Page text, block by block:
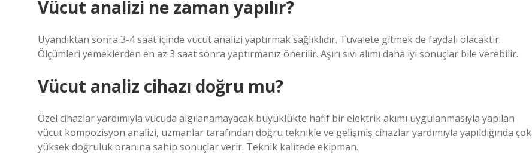
Vücut analizi ne zaman yapılır?
Uyandıktan sonra 3-4 saat içinde vücut analizi yaptırmak sağlıklıdır. Tuvalete gitmek de faydalı olacaktır.
Ölçümleri yemeklerden en az 3 saat sonra yaptırmanız önerilir. Aşırı sıvı alımı daha iyi sonuçlar bile verebilir.
Vücut analiz cihazı doğru mu?
Özel cihazlar yardımıyla vücuda algılanamayacak büyüklükte hafif bir elektrik akımı uygulanmasıyla yapılan
vücut kompozisyon analizi, uzmanlar tarafından doğru teknikle ve gelişmiş cihazlar yardımıyla yapıldığında çok
yüksek doğruluk oranına sahip sonuçlar verir. Teknik kalitede ekipman.